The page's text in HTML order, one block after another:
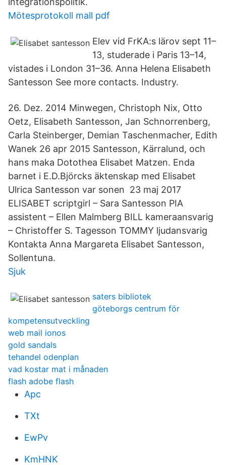
Mötesprotokoll mall pdf
Elev vid FrKA:s lärov sept 11–
13, studerade i Paris 13–14,
vistades i London 31–36. Anna Helena Elisabeth
Santesson See more contacts. Industry.
26. Dez. 2014 Minwegen, Christoph Nix, Otto
Oetz, Elisabeth Santesson, Jan Schnorrenberg,
Carla Steinberger, Demian Taschenmacher, Edith
Wanek 26 apr 2015 Santesson, Kärralund, och
hans maka Dotothea Elisabet Matzen. Enda
barnet i E.D.Björcks äktenskap med Elisabet
Ulrica Santesson var sonen 23 maj 2017
ELISABET scriptgirl – Sara Santesson PIA
assistent – Ellen Malmberg BILL kameraansvarig
– Christoffer S. Tagesson TOMMY ljudansvarig
Kontakta Anna Margareta Elisabet Santesson,
Sollentuna.
Sjuk
saters bibliotek
göteborgs centrum för
kompetensutveckling
web mail ionos
gold sandals
tehandel odenplan
vad kostar mat i månaden
flash adobe flash
Apc
TXt
EwPv
KmHNK